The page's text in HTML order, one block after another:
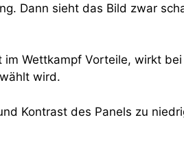
Dann sieht das Bild zwar
Wettkampf Vorteile, wirkt
wird.
Kontrast des Panels zu